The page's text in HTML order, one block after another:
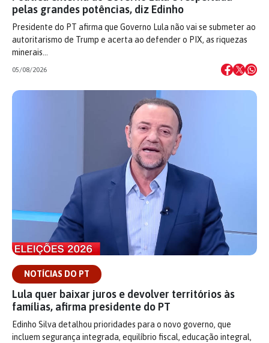
pelas grandes potências, diz Edinho
Presidente do PT afirma que Governo Lula não vai se submeter ao
autoritarismo de Trump e acerta ao defender o PIX, as riquezas
minerais…
05/08/2026
NOTÍCIAS DO PT
Lula quer baixar juros e devolver territórios às
famílias, afirma presidente do PT
Edinho Silva detalhou prioridades para o novo governo, que
incluem segurança integrada, equilíbrio fiscal, educação integral,